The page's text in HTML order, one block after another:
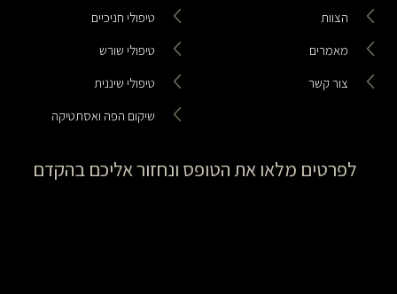
הצוות
מאמרים
צור קשר
טיפולי חניכיים
טיפולי שורש
טיפולי שיננית
שיקום הפה ואסתטיקה
לפרטים מלאו את הטופס ונחזור אליכם בהקדם